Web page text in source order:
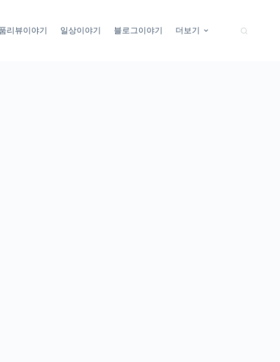
리뷰이야기 일상이야기 블로그이야기 더보기